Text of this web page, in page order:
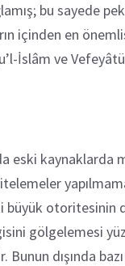
bu sayede
içinden en
İslâm ve
eski kaynaklarda
büyük otoritesinin
gölgelemesi
dışında